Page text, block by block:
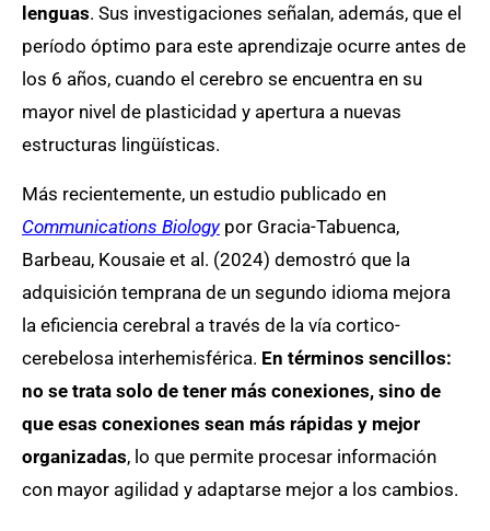
lenguas. Sus investigaciones señalan, además, que el
período óptimo para este aprendizaje ocurre antes de
los 6 años, cuando el cerebro se encuentra en su
mayor nivel de plasticidad y apertura a nuevas
estructuras lingüísticas.
Más recientemente, un estudio publicado en
Communications Biologypor Gracia-Tabuenca,
Barbeau, Kousaie et al. (2024) demostró que la
adquisición temprana de un segundo idioma mejora
la eficiencia cerebral a través de la vía cortico-
cerebelosa interhemisférica. En términos sencillos:
no se trata solo de tener más conexiones, sino de
que esas conexiones sean más rápidas y mejor
organizadas, lo que permite procesar información
con mayor agilidad y adaptarse mejor a los cambios.